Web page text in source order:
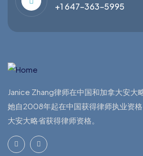
+1 647-363-5995
Janice Zhang律师在中国和加拿大安大
她自2008年起在中国获得律师执业资
大安大略省获得律师资格。